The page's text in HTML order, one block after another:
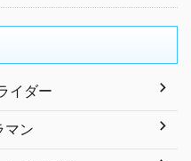
イダー
ン